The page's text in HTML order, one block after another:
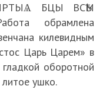
БЦЫ ВСѢМ
обрамлена
килевидным
Царь Царем» в
оборотной
ушко.